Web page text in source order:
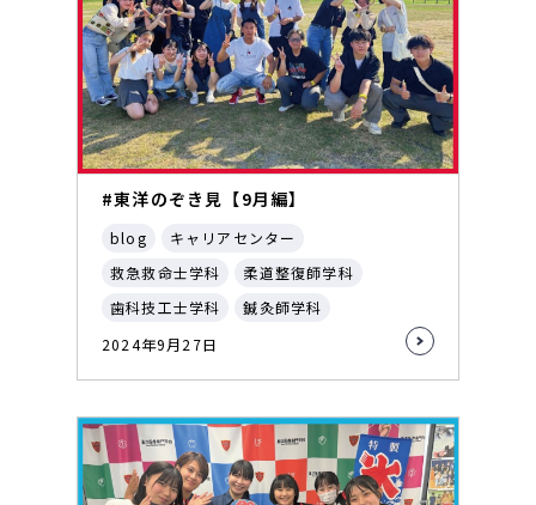
#東洋のぞき見【9月編】
blog
キャリアセンター
救急救命士学科
柔道整復師学科
歯科技工士学科
鍼灸師学科
2024年9月27日